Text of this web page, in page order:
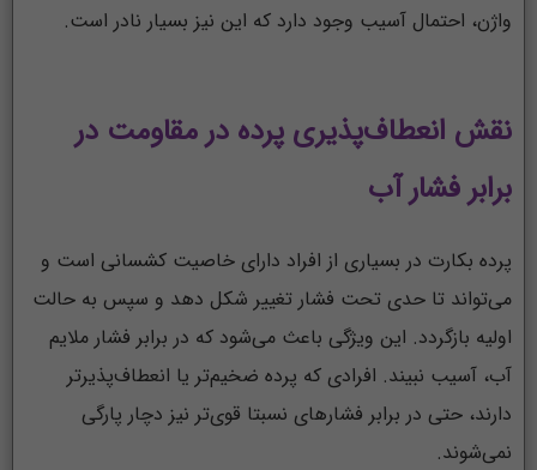
واژن، احتمال آسیب وجود دارد که این نیز بسیار نادر است.
نقش انعطاف‌پذیری پرده در مقاومت در
برابر فشار آب
پرده بکارت در بسیاری از افراد دارای خاصیت کشسانی است و
می‌تواند تا حدی تحت فشار تغییر شکل دهد و سپس به حالت
اولیه بازگردد. این ویژگی باعث می‌شود که در برابر فشار ملایم
آب، آسیب نبیند. افرادی که پرده ضخیم‌تر یا انعطاف‌پذیرتر
دارند، حتی در برابر فشارهای نسبتا قوی‌تر نیز دچار پارگی
نمی‌شوند.